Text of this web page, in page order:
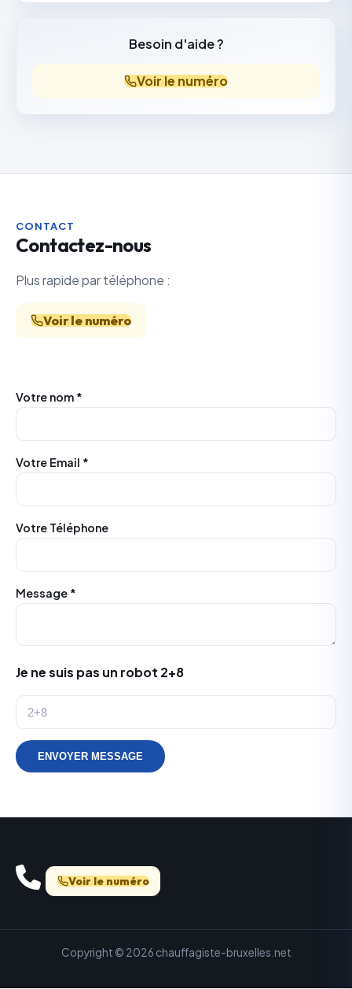
Besoin d'aide ?
Voir le numéro
CONTACT
Contactez-nous
Plus rapide par téléphone :
Voir le numéro
Votre nom *
Votre Email *
Votre Téléphone
Message *
Je ne suis pas un robot 2+8
ENVOYER MESSAGE
Voir le numéro
Copyright © 2026 chauffagiste-bruxelles.net